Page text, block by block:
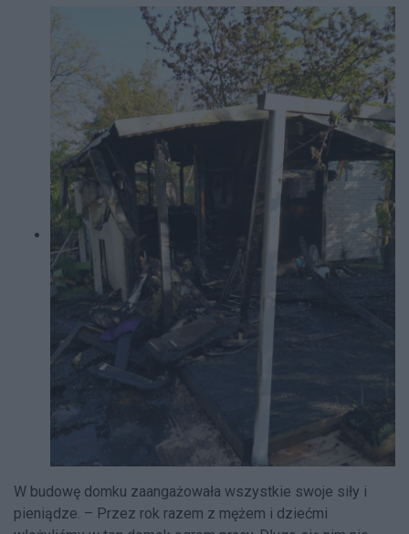
W budowę domku zaangażowała wszystkie swoje siły i
pieniądze. – Przez rok razem z mężem i dziećmi